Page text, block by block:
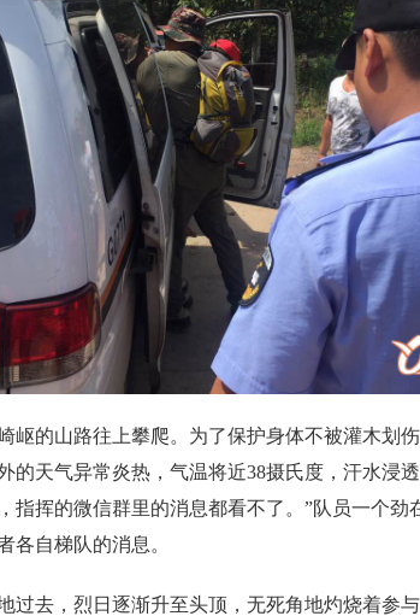
的山路往上攀爬。为了保护身体不被灌木划
的天气异常炎热，气温将近38摄氏度，汗水浸
指挥的微信群里的消息都看不了。”队员一个劲
各自梯队的消息。
去，烈日逐渐升至头顶，无死角地灼烧着参与